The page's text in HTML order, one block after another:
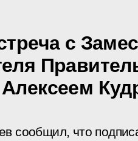
с
сообщил, что